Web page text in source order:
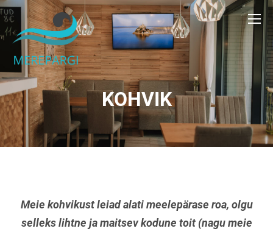
KOHVIK
Meie kohvikust leiad alati meelepärase roa, olgu
selleks lihtne ja maitsev kodune toit (nagu meie